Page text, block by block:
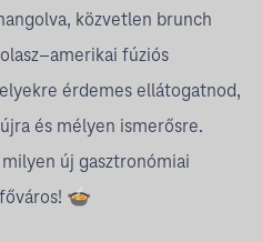
közvetlen brunch
fúziós
érdemes ellátogatnod,
és mélyen ismerősre.
új gasztronómiai
🍲